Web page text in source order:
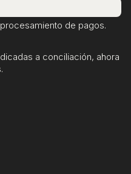
de pagos.
a conciliación, ahora